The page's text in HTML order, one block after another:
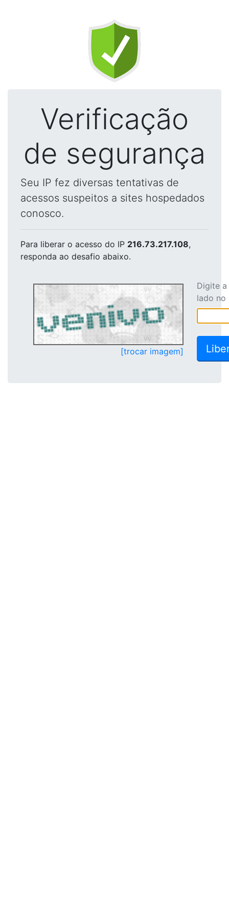
Verificação
de segurança
Seu IP fez diversas tentativas de
acessos suspeitos a sites hospedados
conosco.
Para liberar o acesso do IP 216.73.217.108,
responda ao desafio abaixo.
[trocar imagem]
Digite
lado no